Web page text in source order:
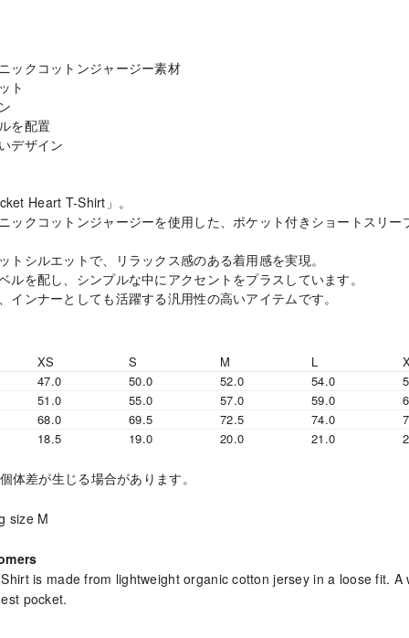
ックコットンジャージー素材
ト
を配置
デザイン
Heart T-Shirt」。
ックコットンジャージーを使用した、ポケット付きショートスリー
トシルエットで、リラックス感のある着用感を実現。
ルを配し、シンプルな中にアクセントをプラスしています。
インナーとしても活躍する汎用性の高いアイテムです。
XS S M L
47.0
50.0 52.0 54.0
51.0
55.0 57.0 59.0
68.0
69.5 72.5 74.0
18.5
19.0 20.0 21.0
体差が生じる場合があります。
size M
is made from lightweight organic cotton jersey in a loose fit. A
pocket.